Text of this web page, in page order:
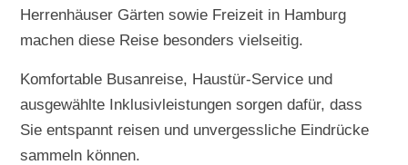
Herrenhäuser Gärten sowie Freizeit in Hamburg
machen diese Reise besonders vielseitig.
Komfortable Busanreise, Haustür-Service und
ausgewählte Inklusivleistungen sorgen dafür, dass
Sie entspannt reisen und unvergessliche Eindrücke
sammeln können.